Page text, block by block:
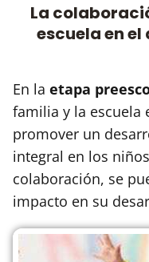
La
escuela en
En la etapa
familia y la escuela
promover un
integral en los
colaboración, se
impacto en su